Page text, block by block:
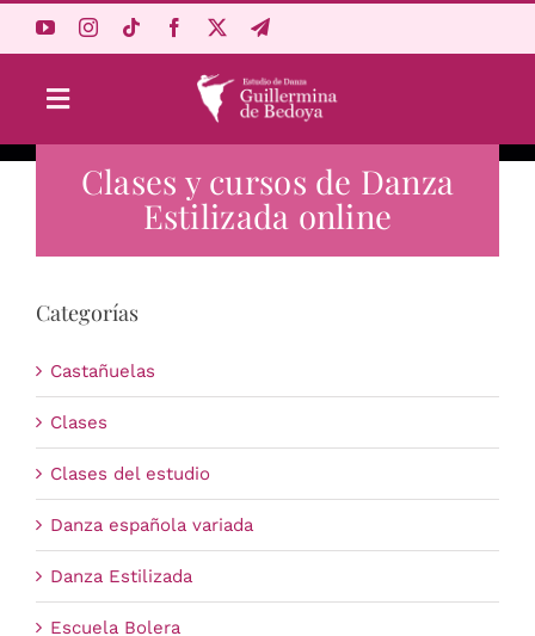
Toggle
Navigation
Aprende Online
Estudio
Carrito
Clases y cursos de Danza
Estilizada online
Categorías
Castañuelas
Clases
Clases del estudio
Danza española variada
Danza Estilizada
Escuela Bolera